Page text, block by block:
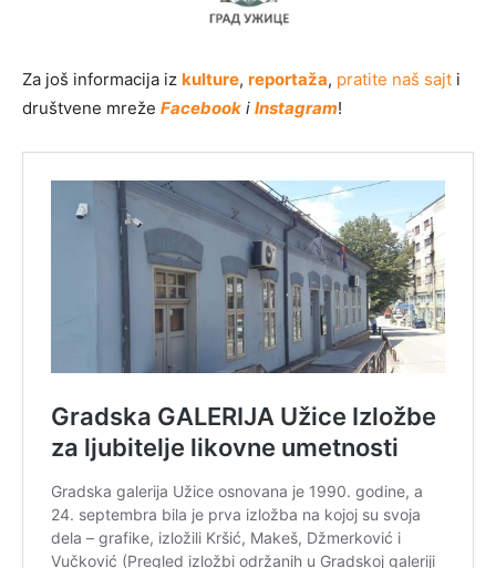
Za još informacija iz kulture, reportaža, pratite naš sajt i
društvene mreže Facebook i Instagram!